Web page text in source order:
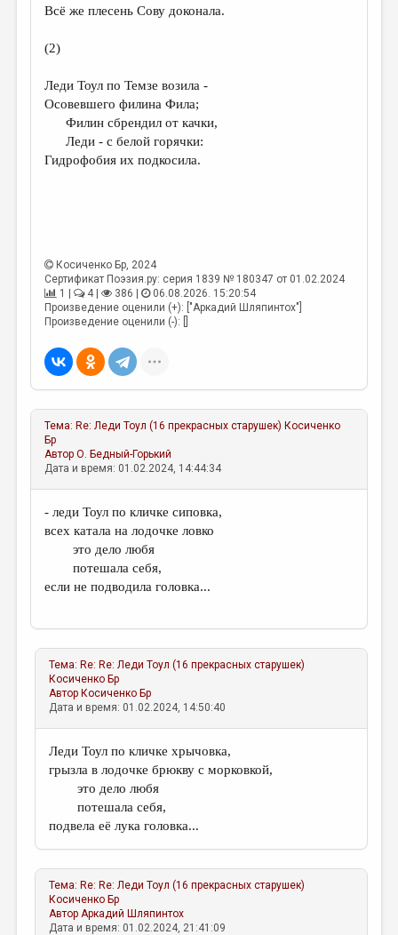
РЕДКОЛЛЕГИЯ
ОТ РЕДАКЦИИ
МАЛАЯ ПРОЗА
ЭССЕИСТИКА
ЛИТЕРАТУРОВЕДЕНИЕ
ЦИКЛЫ ПУБЛИКАЦИЙ
ТРЕДИАКОВСКИЙ
МЕДИА
ВКОНТАКТЕ
Всё же плесень Сову доконала.
(2)
Леди Тоул по Темзе возила -
Осовевшего филина Фила;
Филин сбрендил от качки,
Леди - с белой горячки:
Гидрофобия их подкосила.
Косиченко Бр , 2024
Сертификат Поэзия.ру: серия 1839 № 180347 от 01.02.2024
1 |
4 | 386 |
06.08.2026. 15:20:54
Произведение оценили (+): ["Аркадий Шляпинтох"]
Произведение оценили (-): []
Тема:Re: Леди Тоул (16 прекрасных старушек) Косиченко
Бр
АвторО. Бедный-Горький
Дата и время: 01.02.2024, 14:44:34
- леди Тоул по кличке сиповка,
всех катала на лодочке ловко
это дело любя
потешала себя,
если не подводила головка...
Тема:Re: Re: Леди Тоул (16 прекрасных старушек)
Косиченко Бр
АвторКосиченко Бр
Дата и время: 01.02.2024, 14:50:40
Леди Тоул по кличке хрычовка,
грызла в лодочке брюкву с морковкой,
это дело любя
потешала себя,
подвела её лука головка...
Тема:Re: Re: Леди Тоул (16 прекрасных старушек)
Косиченко Бр
Автор Аркадий Шляпинтох
Дата и время: 01.02.2024, 21:41:09